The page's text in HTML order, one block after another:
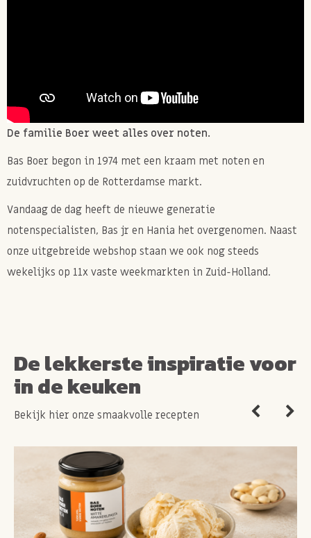
Allergie informatie
Kan sporen bevatten van pinda's, gluten. Bevat noten.
De familie Boer weet alles over noten.
Bas Boer begon in 1974 met een kraam met noten en
zuidvruchten op de Rotterdamse markt.
Vandaag de dag heeft de nieuwe generatie
notenspecialisten, Bas jr en Hania het overgenomen. Naast
onze uitgebreide webshop staan we ook nog steeds
wekelijks op 11x vaste weekmarkten in Zuid-Holland.
De lekkerste inspiratie voor
in de keuken
Bekijk hier onze smaakvolle recepten